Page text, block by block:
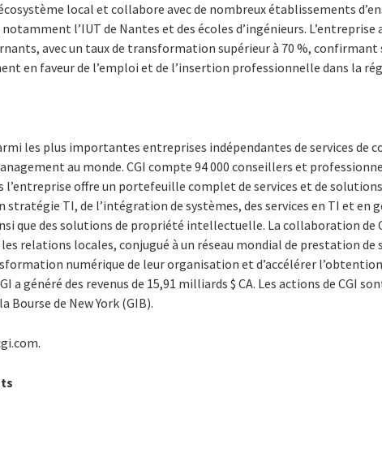
local et collabore avec de nombreux établissements
l’IUT de Nantes et des écoles d’ingénieurs. L’entreprise
avec un taux de transformation supérieur à 70 %, confirmant
en faveur de l’emploi et de l’insertion professionnelle dans la
les plus importantes entreprises indépendantes de services de
au monde. CGI compte 94 000 conseillers et
l’entreprise offre un portefeuille complet de services et de
TI, de l’intégration de systèmes, des services en TI et en
que des solutions de propriété intellectuelle. La collaboration de
relations locales, conjugué à un réseau mondial de prestation de
numérique de leur organisation et d’accélérer
a généré des revenus de 15,91 milliards $ CA. Les actions de CGI
Bourse de New York (GIB).